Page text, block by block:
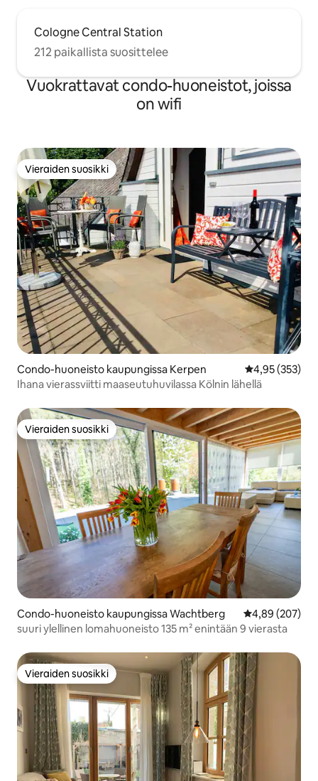
Cologne Central Station
212 paikallista suosittelee
Vuokrattavat condo-huoneistot, joissa
on wifi
Vieraiden suosikki
Vieraiden suosikki
Condo-huoneisto kaupungissa Kerpen
4,95 (353)
Ihana vierassviitti maaseutuhuvilassa Kölnin lähellä
Vieraiden suosikki
Vieraiden suosikki
Condo-huoneisto kaupungissa Wachtberg
4,89 (207)
suuri ylellinen lomahuoneisto 135 m² enintään 9 vierasta
Vieraiden suosikki
Vieraiden suosikki